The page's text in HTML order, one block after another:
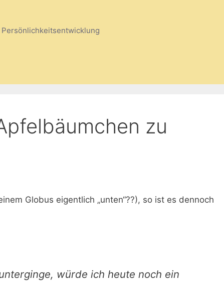
zu
Globus eigentlich „unten“??), so ist es dennoch
würde ich heute noch ein